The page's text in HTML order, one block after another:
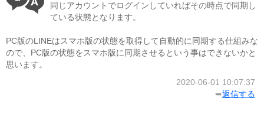
同じアカウントでログインしていればその時点で同期し
ている状態となります。
PC版のLINEはスマホ版の状態を取得して自動的に同期する仕組みな
ので、PC版の状態をスマホ版に同期させるという事はできないかと
思います。
2020-06-01 10:07:37
➥返信する